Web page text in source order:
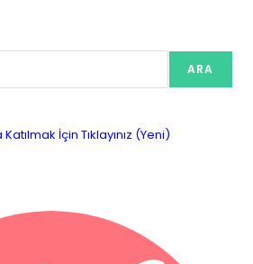
ARA
İçin Tıklayınız (Yeni)